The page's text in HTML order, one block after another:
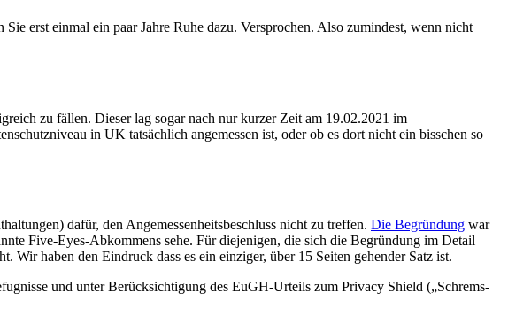
erst einmal ein paar Jahre Ruhe dazu. Versprochen. Also zumindest, wenn nicht
zu fällen. Dieser lag sogar nach nur kurzer Zeit am 19.02.2021 im
in UK tatsächlich angemessen ist, oder ob es dort nicht ein bisschen so
dafür, den Angemessenheitsbeschluss nicht zu treffen. Die Begründung war
Five-Eyes-Abkommens sehe. Für diejenigen, die sich die Begründung im Detail
Wir haben den Eindruck dass es ein einziger, über 15 Seiten gehender Satz ist.
und unter Berücksichtigung des EuGH-Urteils zum Privacy Shield („Schrems-